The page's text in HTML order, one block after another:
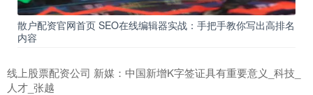
散户配资官网首页 SEO在线编辑器实战：手把手教你写出高排名
内容
线上股票配资公司 新媒：中国新增K字签证具有重要意义_科技_
人才_张越